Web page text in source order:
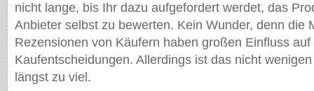
nicht lange, bis Ihr dazu aufgefordert werdet, das
Anbieter selbst zu bewerten. Kein Wunder, denn die
Rezensionen von Käufern haben großen Einfluss auf
Kaufentscheidungen. Allerdings ist das nicht
längst zu viel.